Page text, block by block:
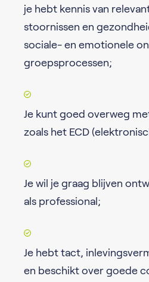
je hebt kennis van
stoornissen en
sociale- en emotionele
groepsprocessen;
Je kunt goed overweg
zoals het ECD
Je wil je graag blijven
als professional;
Je hebt tact,
en beschikt over goede